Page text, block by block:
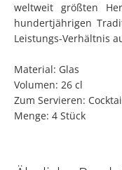
weltweit größten
hundertjährigen
Leistungs-Verhältnis
Material: Glas
Volumen: 26 cl
Zum Servieren:
Menge: 4 Stück